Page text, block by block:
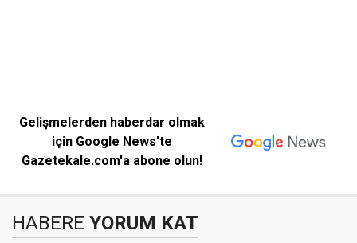
Gelişmelerden haberdar olmak
için Google News'te
Gazetekale.com'a abone olun!
HABERE YORUM KAT